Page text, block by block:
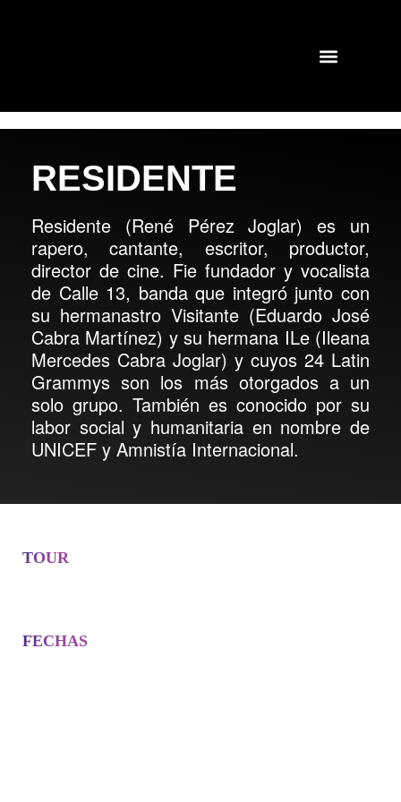
RESIDENTE
Residente (René Pérez Joglar) es un
rapero, cantante, escritor, productor,
director de cine. Fie fundador y vocalista
de Calle 13, banda que integró junto con
su hermanastro Visitante (Eduardo José
Cabra Martínez) y su hermana ILe (Ileana
Mercedes Cabra Joglar) y cuyos 24 Latin
Grammys son los más otorgados a un
solo grupo. También es conocido por su
labor social y humanitaria en nombre de
UNICEF y Amnistía Internacional.
TOUR
FECHAS